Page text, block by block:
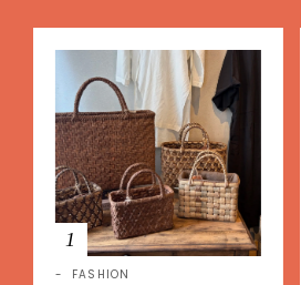
1
FASHION